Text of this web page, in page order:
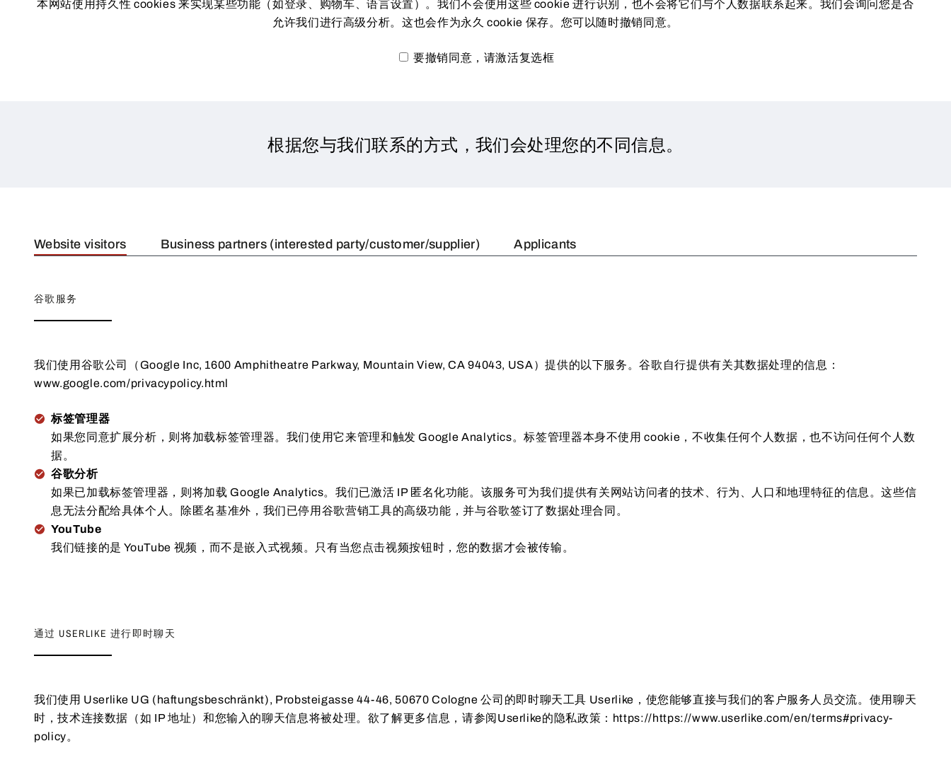
本网站使用持久性 cookies 来实现某些功能（如登录、购物车、语言设置）。我们不会使用这些 cookie 进行识别，也不会将它们与个人数据联系起来。我们会询问您是否
允许我们进行高级分析。这也会作为永久 cookie 保存。您可以随时撤销同意。
要撤销同意，请激活复选框
根据您与我们联系的方式，我们会处理您的不同信息。
Website visitors Business partners (interested party/customer/supplier) Applicants
谷歌服务
我们使用谷歌公司（Google Inc, 1600 Amphitheatre Parkway, Mountain View, CA 94043, USA）提供的以下服务。谷歌自行提供有关其数据处理的信息：
www.google.com/privacypolicy.html
标签管理器
如果您同意扩展分析，则将加载标签管理器。我们使用它来管理和触发 Google Analytics。标签管理器本身不使用 cookie，不收集任何个人数据，也不访问任何个人数
据。
谷歌分析
如果已加载标签管理器，则将加载 Google Analytics。我们已激活 IP 匿名化功能。该服务可为我们提供有关网站访问者的技术、行为、人口和地理特征的信息。这些信
息无法分配给具体个人。除匿名基准外，我们已停用谷歌营销工具的高级功能，并与谷歌签订了数据处理合同。
YouTube
我们链接的是 YouTube 视频，而不是嵌入式视频。只有当您点击视频按钮时，您的数据才会被传输。
通过 USERLIKE 进行即时聊天
我们使用 Userlike UG (haftungsbeschränkt), Probsteigasse 44-46, 50670 Cologne 公司的即时聊天工具 Userlike，使您能够直接与我们的客户服务人员交流。使用聊天
时，技术连接数据（如 IP 地址）和您输入的聊天信息将被处理。欲了解更多信息，请参阅Userlike的隐私政策：https://https://www.userlike.com/en/terms#privacy-
policy。